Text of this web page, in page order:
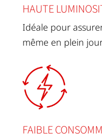
HAUTE
Idéale pour
même en plein
FAIBLE